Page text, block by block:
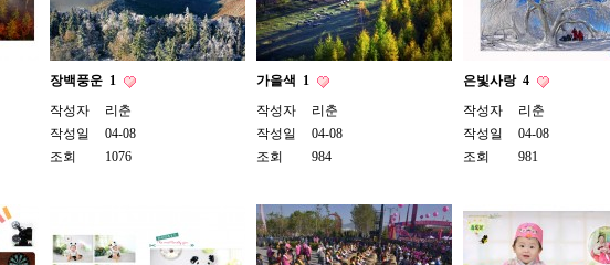
장백풍운 1
작성자
리춘
작성일
04-08
조회
1076
가을색
1
작성자
리춘
작성일
04-08
조회
984
은빛사랑 4
작성자
리춘
작성일
04-08
조회
981